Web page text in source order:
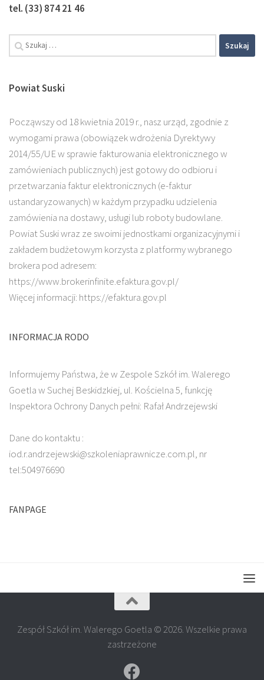
tel. (33) 874 21 46
Szukaj:
Powiat Suski
Począwszy od 18 kwietnia 2019 r., nasz urząd, zgodnie z
wymogami prawa (obowiązek wdrożenia Dyrektywy
2014/55/UE w sprawie fakturowania elektronicznego w
zamówieniach publicznych) jest gotowy do odbioru i
przetwarzania faktur elektronicznych (e-faktur
ustandaryzowanych) w każdym przypadku udzielenia
zamówienia na dostawy, usługi lub roboty budowlane.
Powiat Suski wraz ze swoimi jednostkami organizacyjnymi i
zakładem budżetowym korzysta z platformy wybranego
brokera pod adresem:
https://www.brokerinfinite.efaktura.gov.pl/
Więcej informacji: https://efaktura.gov.pl
INFORMACJA RODO
Informujemy Państwa, że w Zespole Szkół im. Walerego
Goetla w Suchej Beskidzkiej, ul. Kościelna 5, funkcję
Inspektora Ochrony Danych pełni: Rafał Andrzejewski
Dane do kontaktu :
iod.r.andrzejewski@szkoleniaprawnicze.com.pl, nr
tel:504976690
FANPAGE
Zespół Szkół im. Walerego Goetla © 2026. Wszelkie prawa
zastrzeżone